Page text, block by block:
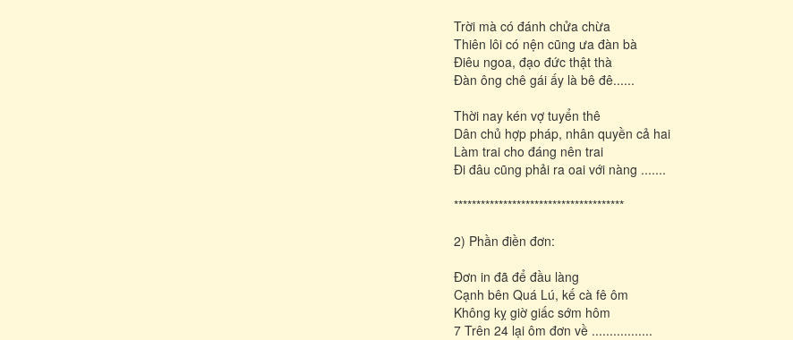
Trời mà có đánh chửa chừa
Thiên lôi có nện cũng ưa đàn bà
Điêu ngoa, đạo đức thật thà
Đàn ông chê gái ấy là bê đê......
Thời nay kén vợ tuyển thê
Dân chủ hợp pháp, nhân quyền cả hai
Làm trai cho đáng nên trai
Đi đâu cũng phải ra oai với nàng .......
**************************************
2) Phần điền đơn:
Đơn in đã để đầu làng
Cạnh bên Quá Lú, kế cà fê ôm
Không kỵ giờ giấc sớm hôm
7 Trên 24 lại ôm đơn về .................